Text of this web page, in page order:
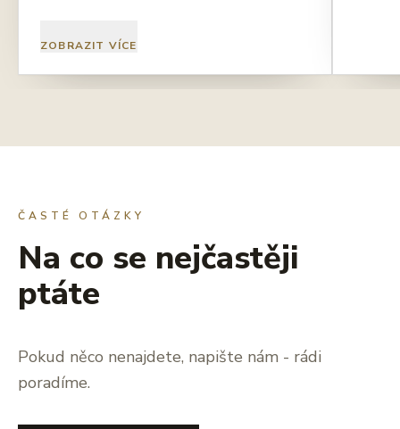
ZOBRAZIT VÍCE
ČASTÉ OTÁZKY
Na co se nejčastěji
ptáte
Pokud něco nenajdete, napište nám - rádi
poradíme.